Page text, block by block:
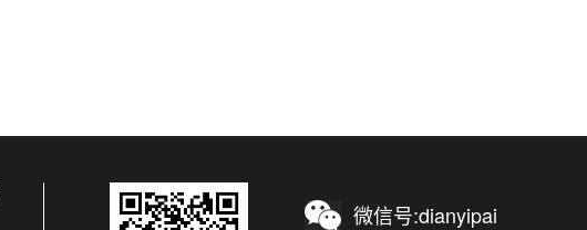
微信号:dianyipai